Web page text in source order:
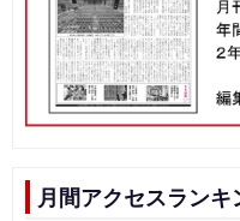
月間アクセスランキ